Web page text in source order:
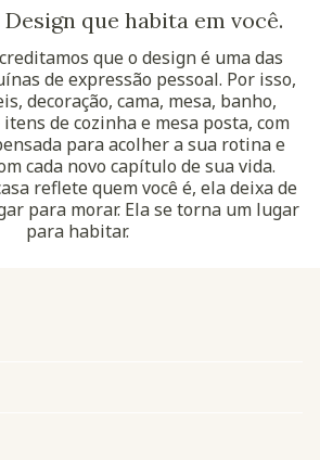
que habita em você.
que o design é uma das
de expressão pessoal. Por isso,
decoração, cama, mesa, banho,
de cozinha e mesa posta, com
para acolher a sua rotina e
cada novo capítulo de sua vida.
reflete quem você é, ela deixa de
para morar. Ela se torna um lugar
para habitar.